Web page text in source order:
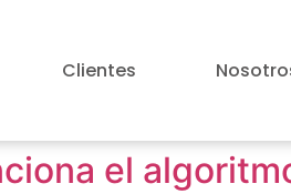
Clientes
el